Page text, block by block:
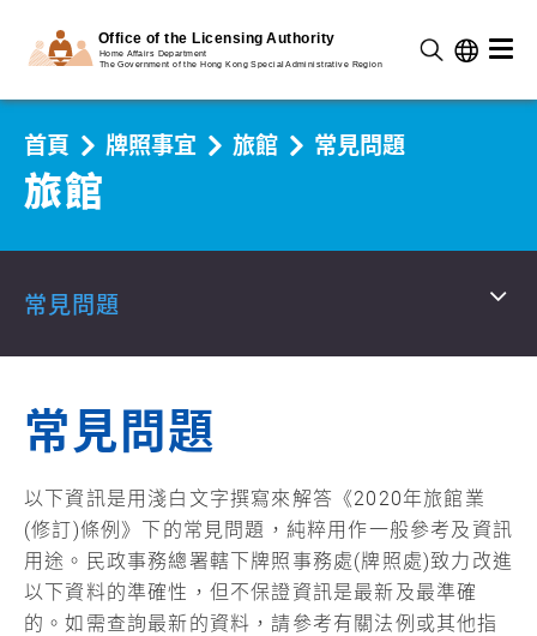
首頁 牌照事宜 旅館 常見問題
旅館
常見問題
常見問題
以下資訊是用淺白文字撰寫來解答《2020年旅館業
(修訂)條例》下的常見問題，純粹用作一般參考及資訊
用途。民政事務總署轄下牌照事務處(牌照處)致力改進
以下資料的準確性，但不保證資訊是最新及最準確
的。如需查詢最新的資料，請參考有關法例或其他指